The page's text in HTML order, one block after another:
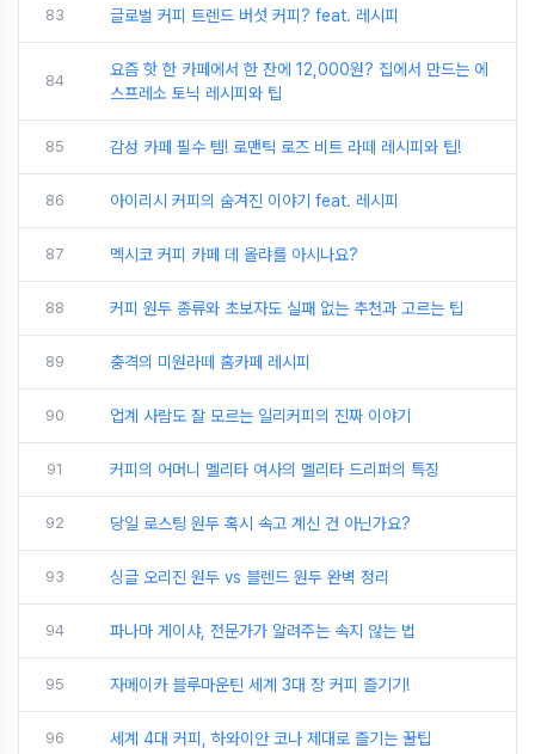
83 글로벌 커피 트렌드 버섯 커피? feat. 레시피
84
요즘 핫 한 카페에서 한 잔에 12,000원? 집에서 만드는 에
스프레소 토닉 레시피와 팁
85 감성 카페 필수 템! 로맨틱 로즈 비트 라떼 레시피와 팁!
86 아이리시 커피의 숨겨진 이야기 feat. 레시피
87 멕시코 커피 카페 데 올랴를 아시나요?
88 커피 원두 종류와 초보자도 실패 없는 추천과 고르는 팁
89 충격의 미원라떼 홈카페 레시피
90 업계 사람도 잘 모르는 일리커피의 진짜 이야기
91 커피의 어머니 멜리타 여사의 멜리타 드리퍼의 특징
92 당일 로스팅 원두 혹시 속고 계신 건 아닌가요?
93 싱글 오리진 원두 vs 블렌드 원두 완벽 정리
94 파나마 게이샤, 전문가가 알려주는 속지 않는 법
95 자메이카 블루마운틴 세계 3대 장 커피 즐기기!
96 세계 4대 커피, 하와이안 코나 제대로 즐기는 꿀팁